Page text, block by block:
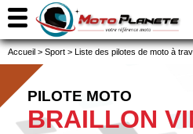
Accueil > Sport > Liste des pilotes de moto à
PILOTE MOTO
BRAILLON